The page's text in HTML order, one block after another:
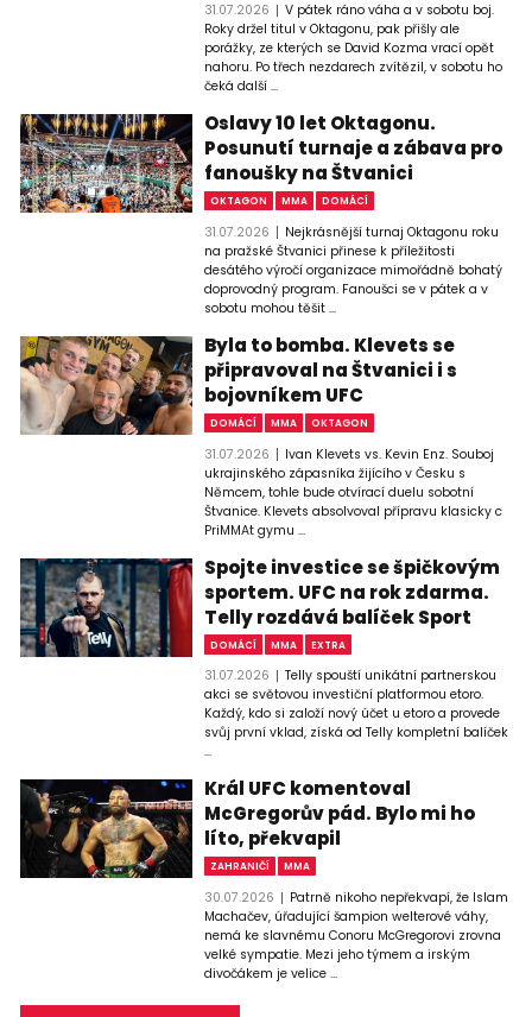
31.07.2026
V pátek ráno váha a v sobotu boj.
Roky držel titul v Oktagonu, pak přišly ale
porážky, ze kterých se David Kozma vrací opět
nahoru. Po třech nezdarech zvítězil, v sobotu ho
čeká další ...
Oslavy 10 let Oktagonu.
Posunutí turnaje a zábava pro
fanoušky na Štvanici
OKTAGON MMA DOMÁCÍ
31.07.2026
Nejkrásnější turnaj Oktagonu roku
na pražské Štvanici přinese k příležitosti
desátého výročí organizace mimořádně bohatý
doprovodný program. Fanoušci se v pátek a v
sobotu mohou těšit ...
Byla to bomba. Klevets se
připravoval na Štvanici i s
bojovníkem UFC
DOMÁCÍ MMA OKTAGON
31.07.2026
Ivan Klevets vs. Kevin Enz. Souboj
ukrajinského zápasníka žijícího v Česku s
Němcem, tohle bude otvírací duelu sobotní
Štvanice. Klevets absolvoval přípravu klasicky c
PriMMAt gymu ...
Spojte investice se špičkovým
sportem. UFC na rok zdarma.
Telly rozdává balíček Sport
DOMÁCÍ MMA EXTRA
31.07.2026
Telly spouští unikátní partnerskou
akci se světovou investiční platformou etoro.
Každý, kdo si založí nový účet u etoro a provede
svůj první vklad, získá od Telly kompletní balíček
...
Král UFC komentoval
McGregorův pád. Bylo mi ho
líto, překvapil
ZAHRANIČÍ MMA
30.07.2026
Patrně nikoho nepřekvapí, že Islam
Machačev, úřadující šampion welterové váhy,
nemá ke slavnému Conoru McGregorovi zrovna
velké sympatie. Mezi jeho týmem a irským
divočákem je velice ...